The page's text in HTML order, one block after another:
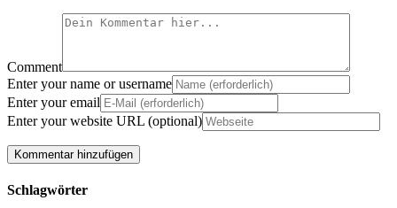
Comment
Enter your name or username
Enter your email
Enter your website URL (optional)
Schlagwörter